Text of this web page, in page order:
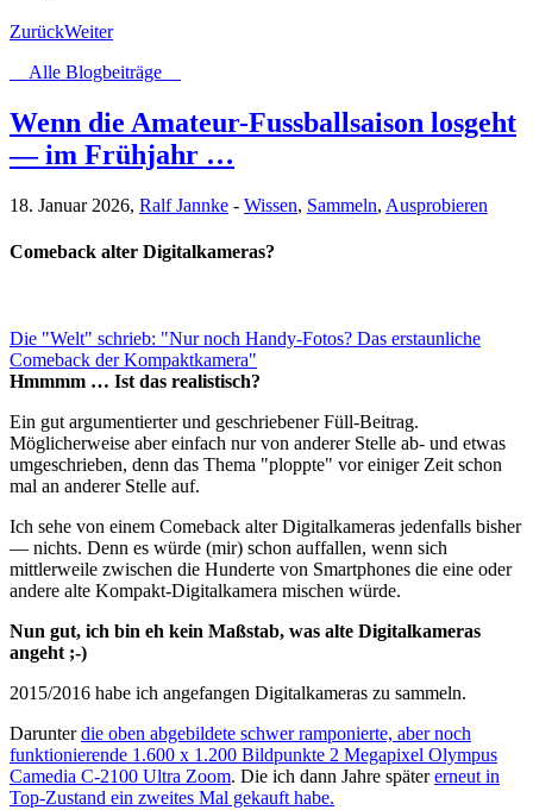
ZurückWeiter
Alle Blogbeiträge
Wenn die Amateur-Fussballsaison losgeht
— im Frühjahr …
18. Januar 2026, Ralf Jannke - Wissen, Sammeln, Ausprobieren
Comeback alter Digitalkameras?
Die "Welt" schrieb: "Nur noch Handy-Fotos? Das erstaunliche
Comeback der Kompaktkamera"
Hmmmm … Ist das realistisch?
Ein gut argumentierter und geschriebener Füll-Beitrag.
Möglicherweise aber einfach nur von anderer Stelle ab- und etwas
umgeschrieben, denn das Thema "ploppte" vor einiger Zeit schon
mal an anderer Stelle auf.
Ich sehe von einem Comeback alter Digitalkameras jedenfalls bisher
— nichts. Denn es würde (mir) schon auffallen, wenn sich
mittlerweile zwischen die Hunderte von Smartphones die eine oder
andere alte Kompakt-Digitalkamera mischen würde.
Nun gut, ich bin eh kein Maßstab, was alte Digitalkameras
angeht ;-)
2015/2016 habe ich angefangen Digitalkameras zu sammeln.
Darunterdie oben abgebildete schwer ramponierte, aber noch
funktionierende 1.600 x 1.200 Bildpunkte 2 Megapixel Olympus
Camedia C-2100 Ultra Zoom. Die ich dann Jahre spätererneut in
Top-Zustand ein zweites Mal gekauft habe.